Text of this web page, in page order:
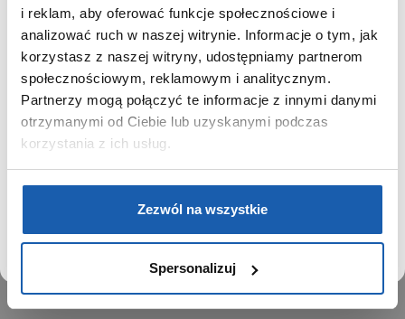
i reklam, aby oferować funkcje społecznościowe i
analizować ruch w naszej witrynie. Informacje o tym, jak
korzystasz z naszej witryny, udostępniamy partnerom
społecznościowym, reklamowym i analitycznym.
Partnerzy mogą połączyć te informacje z innymi danymi
otrzymanymi od Ciebie lub uzyskanymi podczas
korzystania z ich usług.
Zezwól na wszystkie
Spersonalizuj
Historia
Misja, wizja i wartości Grupy Zibi
Ważne daty
Kariera
Zgoda na ciasteczka
PRODUKTY
Zegarki
Instrumenty muzyczne
SIECI SPRZEDAŻY
SZANOWNY UŻYTKOWNIKU,
SZANOWNA UŻYTKOWNICZKO
Używamy plików cookie w celach analitycznych,
statystycznych i marketingowych, w tym aby analizować
ruch w tej witrynie, optymalizować jej działanie oraz
zapamiętywać Twoje preferencje.